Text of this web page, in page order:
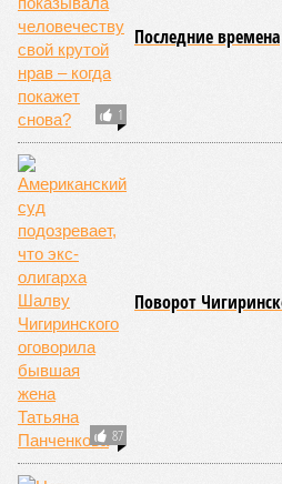
На втором месте в рейтинге A-Z
этом плане к уязвимым регионам
Индийского океана,
США, а также некоторые районы
Средиземноморья. То есть в зоне
Поднебесная с Индией – не так
«Бронзу» получают извержения
Версия» уже
окончательно проснётся
грозит не только уничтожением
Штатов, но и общепланетарной
возникновения «вулканической
Италии, кстати, тоже не стоит
как и многие другие до поры
районы.
Невидимый убийца
Упоминают эксперты и жару вкупе
следующими отсюда лесными